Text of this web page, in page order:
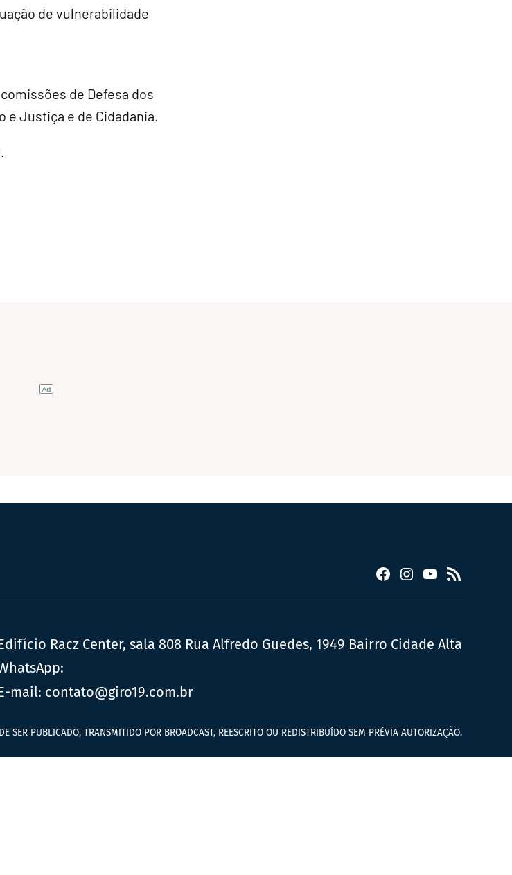
de vulnerabilidade
de Defesa dos
e Justiça e de Cidadania.
Facebook
Instagram
YouTube
RSS
Racz Center, sala 808 Rua Alfredo Guedes, 1949 Bairro Cidade Alta
mail: contato@giro19.com.br
PUBLICADO, TRANSMITIDO POR BROADCAST, REESCRITO OU REDISTRIBUÍDO SEM PRÉVIA AUTORIZAÇÃO.